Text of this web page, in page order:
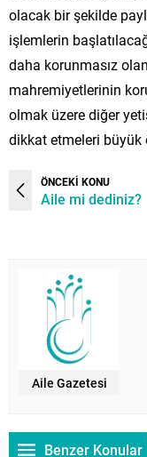
olacak bir şekilde
işlemlerin
daha korunmasız
mahremiyetlerinin
olmak üzere diğer
dikkat etmeleri büyük
ÖNCEKİ KONU
Aile mi dediniz?
Aile Gazetesi
Benzer Konular